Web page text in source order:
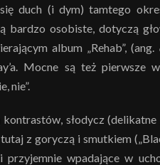
duch (i dym) tamtego
bardzo osobiste, dotyczą
album „Rehab”, (ang.
Mocne są też
nie”.
kontrastów, słodycz
z goryczą i smutkiem
wpadające w